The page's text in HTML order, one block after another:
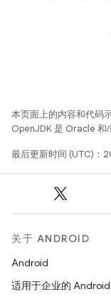
本页面上的内容和代码
OpenJDK 是 Oracle 和/
最后更新时间 (UTC)：
关于 ANDROID
Android
适用于企业的 Android